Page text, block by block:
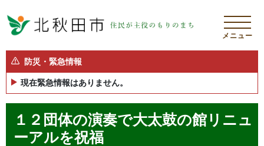
メニュー
防災・緊急情報
現在緊急情報はありません。
１２団体の演奏で大太鼓の館リニュ
ーアルを祝福